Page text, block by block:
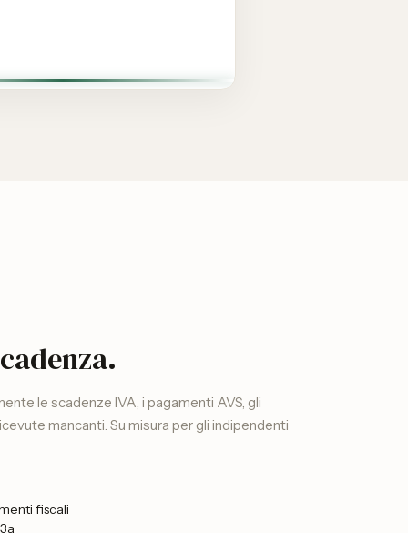
le scadenze IVA, i pagamenti AVS, gli
mancanti. Su misura per gli indipendenti
fiscali